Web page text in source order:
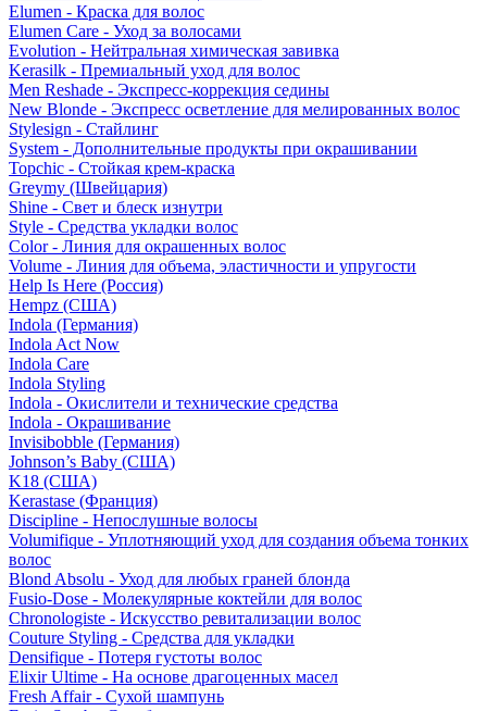
Elumen - Краска для волос
Elumen Care - Уход за волосами
Evolution - Нейтральная химическая завивка
Kerasilk - Премиальный уход для волос
Men Reshade - Экспресс-коррекция седины
New Blonde - Экспресс осветление для мелированных волос
Stylesign - Стайлинг
System - Дополнительные продукты при окрашивании
Topchic - Стойкая крем-краска
Greymy (Швейцария)
Shine - Свет и блеск изнутри
Style - Средства укладки волос
Color - Линия для окрашенных волос
Volume - Линия для объема, эластичности и упругости
Help Is Here (Россия)
Hempz (США)
Indola (Германия)
Indola Act Now
Indola Care
Indola Styling
Indola - Окислители и технические средства
Indola - Окрашивание
Invisibobble (Германия)
Johnson’s Baby (США)
K18 (США)
Kerastase (Франция)
Discipline - Непослушные волосы
Volumifique - Уплотняющий уход для создания объема тонких
волос
Blond Absolu - Уход для любых граней блонда
Fusio-Dose - Молекулярные коктейли для волос
Chronologiste - Искусство ревитализации волос
Couture Styling - Средства для укладки
Densifique - Потеря густоты волос
Elixir Ultime - На основе драгоценных масел
Fresh Affair - Сухой шампунь